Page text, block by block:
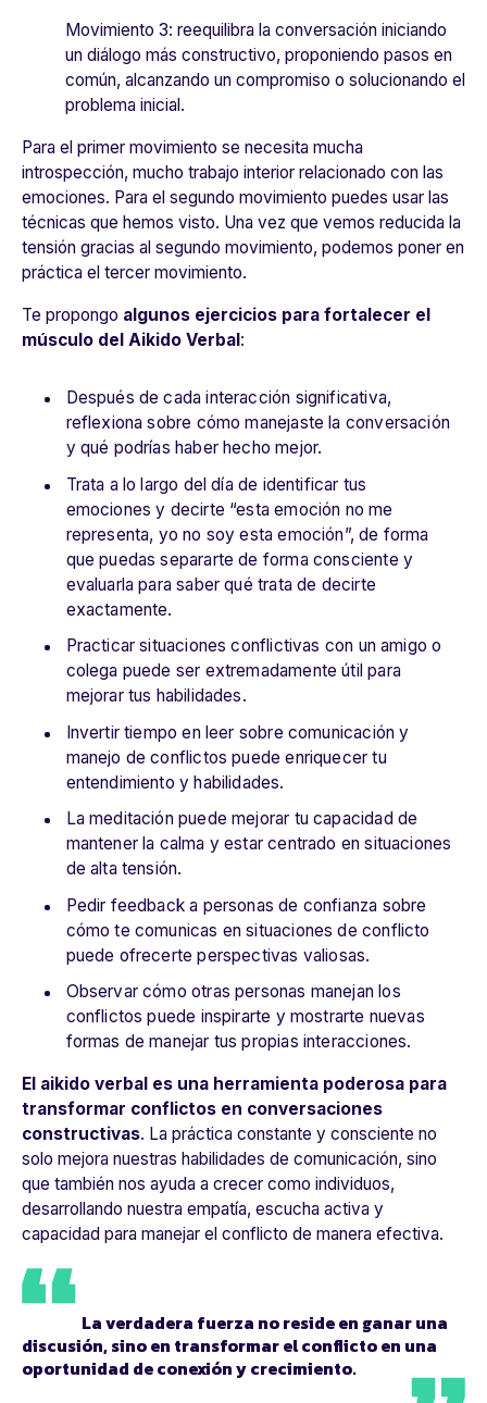
Movimiento 3: reequilibra la conversación iniciando
un diálogo más constructivo, proponiendo pasos en
común, alcanzando un compromiso o solucionando el
problema inicial.
Para el primer movimiento se necesita mucha
introspección, mucho trabajo interior relacionado con las
emociones. Para el segundo movimiento puedes usar las
técnicas que hemos visto. Una vez que vemos reducida la
tensión gracias al segundo movimiento, podemos poner en
práctica el tercer movimiento.
Te propongo algunos ejercicios para fortalecer el
músculo del Aikido Verbal :
Después de cada interacción significativa,
reflexiona sobre cómo manejaste la conversación
y qué podrías haber hecho mejor.
Trata a lo largo del día de identificar tus
emociones y decirte “esta emoción no me
representa, yo no soy esta emoción”, de forma
que puedas separarte de forma consciente y
evaluarla para saber qué trata de decirte
exactamente.
Practicar situaciones conflictivas con un amigo o
colega puede ser extremadamente útil para
mejorar tus habilidades.
Invertir tiempo en leer sobre comunicación y
manejo de conflictos puede enriquecer tu
entendimiento y habilidades.
La meditación puede mejorar tu capacidad de
mantener la calma y estar centrado en situaciones
de alta tensión.
Pedir feedback a personas de confianza sobre
cómo te comunicas en situaciones de conflicto
puede ofrecerte perspectivas valiosas.
Observar cómo otras personas manejan los
conflictos puede inspirarte y mostrarte nuevas
formas de manejar tus propias interacciones.
El aikido verbal es una herramienta poderosa para
transformar conflictos en conversaciones
constructivas. La práctica constante y consciente no
solo mejora nuestras habilidades de comunicación, sino
que también nos ayuda a crecer como individuos,
desarrollando nuestra empatía, escucha activa y
capacidad para manejar el conflicto de manera efectiva.
La verdadera fuerza no reside en ganar una
discusión, sino en transformar el conflicto en una
oportunidad de conexión y crecimiento.